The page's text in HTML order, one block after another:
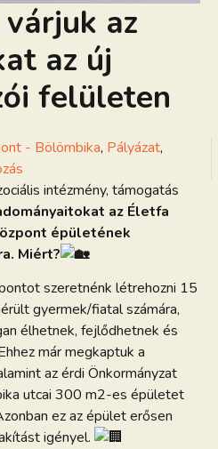
az
az új
felületen
- Bölömbika, Pályázat,
intézmény, támogatás
az Életfa
épületének
Miért?
szeretnénk létrehozni 15
gyermek/fiatal számára,
élhetnek, fejlődhetnek és
már megkaptuk a
az érdi Önkormányzat
utcai 300 m2-es épületet
ez az épület erősen
igényel.